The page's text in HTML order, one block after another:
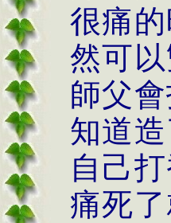
很痛
然可
師父
知道
自己
痛死